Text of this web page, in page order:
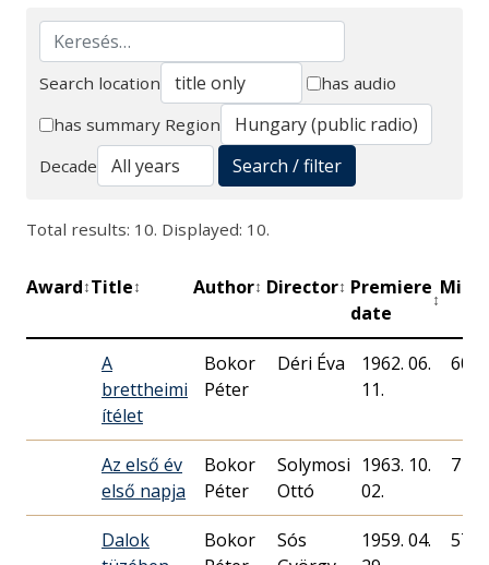
Search
Search location
has audio
has summary Region
Decade
Search / filter
Total results: 10. Displayed: 10.
Award↕Title↕ Author↕ Director↕ Premiere
date
↕
A
brettheimi
ítélet
Bokor
Péter
Déri Éva
1962. 06.
11.
60
Az első év
első napja
Bokor
Péter
Solymosi
Ottó
1963. 10.
02.
71
Dalok
Bokor
Sós
1959. 04.
57